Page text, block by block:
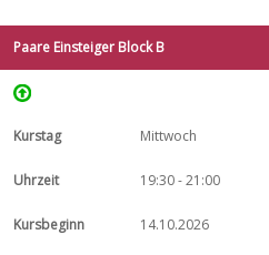
Paare Einsteiger Block B
Mittwoch
19:30 - 21:00
14.10.2026